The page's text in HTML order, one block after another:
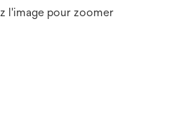
l'image pour zoomer